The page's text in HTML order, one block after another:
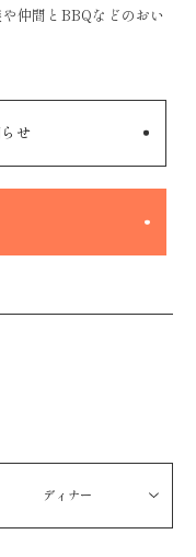
仲間とBBQなどのおい
せ
ディナー